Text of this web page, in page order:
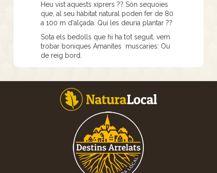
Heu vist aquests xiprers ?? Són sequoies
que, al seu hàbitat natural poden fer de 80
a 100 m d'alçada. Quí les deuria plantar ??
Sota els bedolls que hi ha tot seguit, vem
trobar boniques Amanites muscaries: Ou
de reig bord.